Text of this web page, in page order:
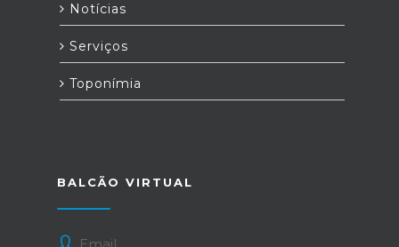
Notícias
Serviços
Toponímia
BALCÃO VIRTUAL